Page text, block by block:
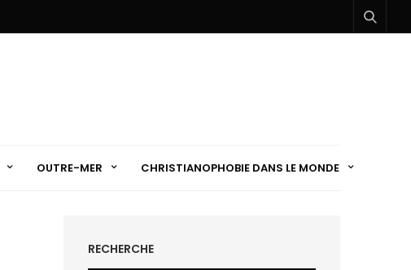
OUTRE-MER CHRISTIANOPHOBIE DANS LE MONDE
RECHERCHE